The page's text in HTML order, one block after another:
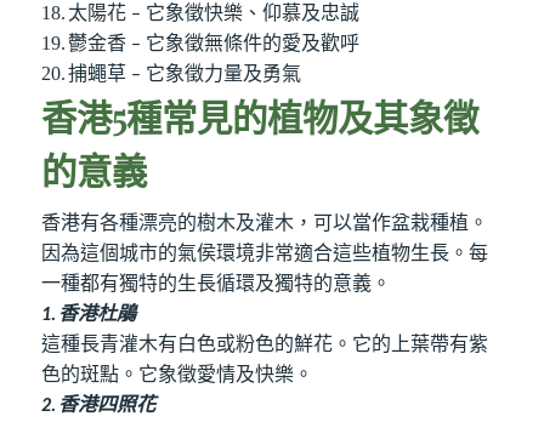
18. 太陽花 – 它象徵快樂、仰慕及忠誠
19. 鬱金香 – 它象徵無條件的愛及歡呼
20. 捕蠅草 – 它象徵力量及勇氣
香港5種常見的植物及其象徵
的意義
香港有各種漂亮的樹木及灌木，可以當作盆栽種植。
因為這個城市的氣侯環境非常適合這些植物生長。每
一種都有獨特的生長循環及獨特的意義。
1. 香港杜鵑
這種長青灌木有白色或粉色的鮮花。它的上葉帶有紫
色的斑點。它象徵愛情及快樂。
2. 香港四照花